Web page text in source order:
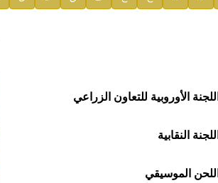
اللجنة الأوروبية للتعاون الزراعي
اللجنة النقابية
اللحن الموسيقي